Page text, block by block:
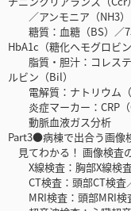
／アンモニア（NH3）
糖質：血糖（BS）／
HbA1c（糖化ヘモグロビン
脂質・胆汁：コレステ
ルビン（Bil）
電解質：ナトリウム（
炎症マーカー：CRP（
動脈血液ガス分析
Part3●病棟で出合う画像
見てわかる！ 画像検査
X線検査：胸部X線検
CT検査：頭部CT検査
MRI検査：頭部MRI検査